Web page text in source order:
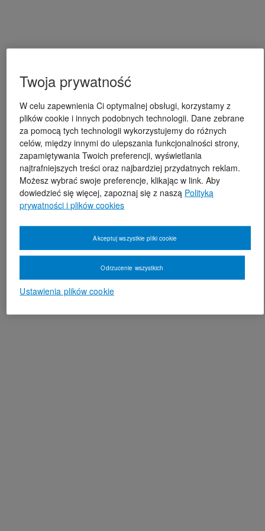
Twoja prywatność
W celu zapewnienia Ci optymalnej obsługi, korzystamy z
plików cookie i innych podobnych technologii. Dane zebrane
za pomocą tych technologii wykorzystujemy do różnych
celów, między innymi do ulepszania funkcjonalności strony,
zapamiętywania Twoich preferencji, wyświetlania
najtrafniejszych treści oraz najbardziej przydatnych reklam.
Możesz wybrać swoje preferencje, klikając w link. Aby
dowiedzieć się więcej, zapoznaj się z naszą Polityką
prywatności i plików cookies
Ustawienia plików cookie
Odrzucenie wszystkich
Akceptuj wszystkie pliki cookie